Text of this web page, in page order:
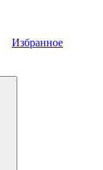
Избранное